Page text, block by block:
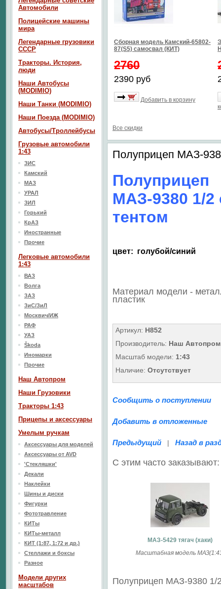
Сборная модель Камский-65802-
87(S5) самосвал (КИТ)
2760
2390 руб
Добавить в корзину
Все скидки
Полуприцеп МАЗ-
Полуприцеп
МАЗ-9380 1/2
тентом
цвет: голубой/синий
Материал модели -
пластик
Артикул: Н852
Производитель: Наш Автопром
Масштаб модели: 1:43
Наличие: Отсутствует
Сообщить о поступлении
Добавить в отложенные
Предыдущий | Назад в
С этим часто заказывают:
МАЗ-5429 тягач (хаки)
Масштабная модель
Полуприцеп МАЗ-9380 1/
Автомобили
Полицейские машины
мира
Легендарные грузовики
СССР
Тракторы. История,
люди
Наши Автобусы
(MODIMIO)
Наши Танки (MODIMIO)
Наши Поезда (MODIMIO)
Автобусы/Троллейбусы
Грузовые автомобили
1:43
ЗИС
Камский
МАЗ
УРАЛ
ЗИЛ
Горький
КрАЗ
Иностранные
Прочие
Легковые автомобили
1:43
ВАЗ
Волга
ЗАЗ
ЗиС/ЗиЛ
Москвич/ИЖ
РАФ
УАЗ
Škoda
Иномарки
Прочие
Наш Aвтопром
Наши Грузовики
Тракторы 1:43
Прицепы и аксессуары
Умелым ручкам
Аксессуары для моделей
Аксессуары от AVD
'Стекляшки'
Декали
Наклейки
Шины и диски
Фигурки
Фототравление
КИТы
КИТы-металл
КИТ (1:87, 1:72 и др.)
Стеллажи и боксы
Разное
Модели других
масштабов